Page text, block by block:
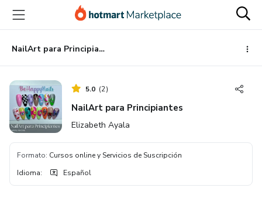
principal
página
de
página
NailArt para Principiantes
5.0 (2)
NailArt para Principiantes
Elizabeth Ayala
Formato: Cursos online y Servicios de Suscripción
Idioma: Español